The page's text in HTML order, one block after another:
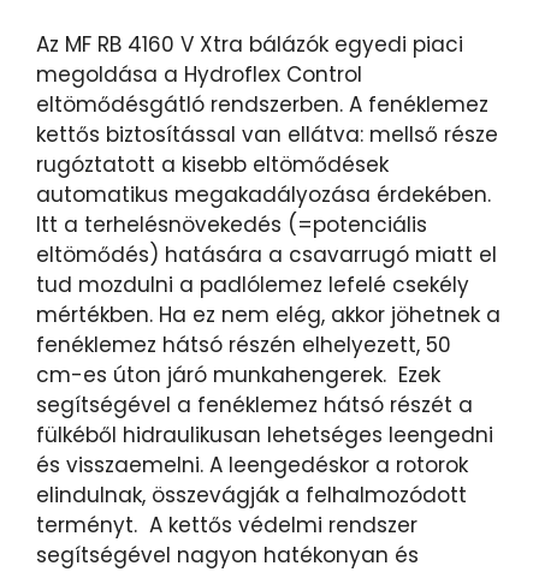
Az MF RB 4160 V Xtra bálázók egyedi piaci
megoldása a Hydroflex Control
eltömődésgátló rendszerben. A fenéklemez
kettős biztosítással van ellátva: mellső része
rugóztatott a kisebb eltömődések
automatikus megakadályozása érdekében.
Itt a terhelésnövekedés (=potenciális
eltömődés) hatására a csavarrugó miatt el
tud mozdulni a padlólemez lefelé csekély
mértékben. Ha ez nem elég, akkor jöhetnek a
fenéklemez hátsó részén elhelyezett, 50
cm-es úton járó munkahengerek. Ezek
segítségével a fenéklemez hátsó részét a
fülkéből hidraulikusan lehetséges leengedni
és visszaemelni. A leengedéskor a rotorok
elindulnak, összevágják a felhalmozódott
terményt. A kettős védelmi rendszer
segítségével nagyon hatékonyan és